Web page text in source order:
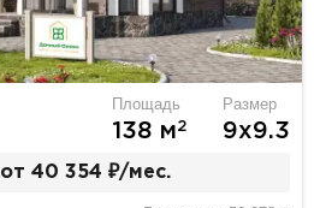
Площадь
138 м2
Размер
9х9.3
от 40 354 ₽/мес.